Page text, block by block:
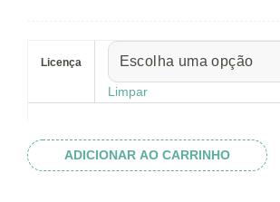
através
R$ 32.82
Licença
Limpar
quantidade
ADICIONAR AO CARRINHO